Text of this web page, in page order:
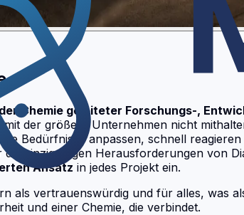
Chemie geleiteter Forschungs-,
der größere Unternehmen nicht
Bedürfnisse anpassen, schnell
die einzigartigen Herausforderungen von
Ansatz in jedes Projekt ein.
als vertrauenswürdig und für alles, was
und einer Chemie, die verbindet.